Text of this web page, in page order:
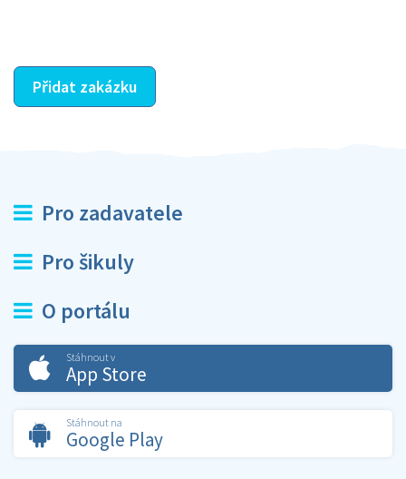
Přidat zakázku
Pro zadavatele
Pro šikuly
O portálu
Stáhnout v
App Store
Stáhnout na
Google Play